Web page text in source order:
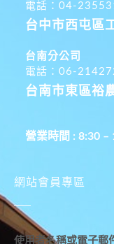
電話：04-
台中市西屯區
台南分公司
電話：06-
台南市東區裕
營業時間 : 8:30 –
網站會員專區
使用者名稱或電子郵